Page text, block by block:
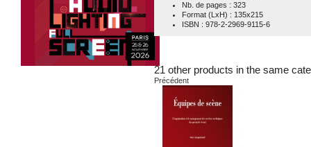
Nb. de pages : 323
Format (LxH) : 135x215
ISBN : 978-2-2969-9115-6
21 other products in the same
Précédent